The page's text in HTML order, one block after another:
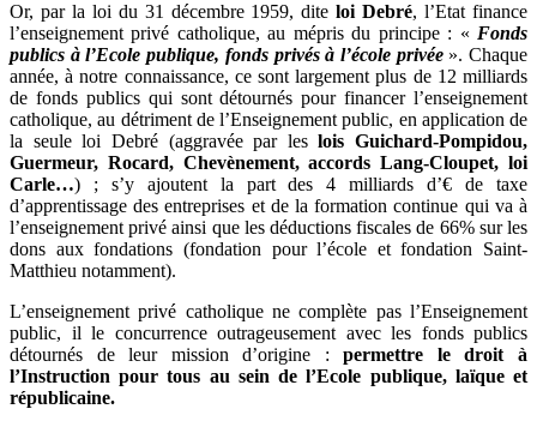
Or, par la loi du 31 décembre 1959, diteloi Debré, l’Etat finance
l’enseignement privé catholique, au mépris du principe : « Fonds
publics à l’Ecole publique, fonds privés à l’école privée». Chaque
année, à notre connaissance, ce sont largement plus de 12 milliards
de fonds publics qui sont détournés pour financer l’enseignement
catholique, au détriment de l’Enseignement public, en application de
la seule loi Debré (aggravée par leslois Guichard-Pompidou,
Guermeur, Rocard, Chevènement, accords Lang-Cloupet, loi
Carle…)
; s’y ajoutent la part des 4 milliards d’€ de taxe
d’apprentissage des entreprises et de la formation continue qui va à
l’enseignement privé ainsi que les déductions fiscales de 66% sur les
dons aux fondations (fondation pour l’école et fondation Saint-
Matthieu notamment).
L’enseignement privé catholique ne complète pas l’Enseignement
public, il le concurrence outrageusement avec les fonds publics
détournés de leur mission d’origine :permettre le droit à
l’Instruction pour tous au sein de l’Ecole publique, laïque et
républicaine.